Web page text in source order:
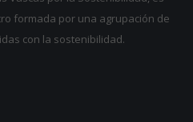
formada por una agrupación de
con la sostenibilidad.